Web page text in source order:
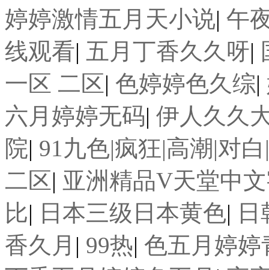
婷婷激情五月天小说| 午
线观看| 五月丁香久久呀|
一区 二区| 色婷婷色久综|
六月婷婷无码| 伊人久久
院| 91九色|疯狂|高潮|对白|
二区| 亚洲精品V天堂中
比| 日本三级日本黄色|
香久月 | 99热| 色五月婷婷